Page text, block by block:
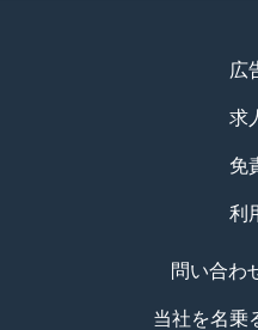
広
求
免
利
問い合わ
当社を名乗